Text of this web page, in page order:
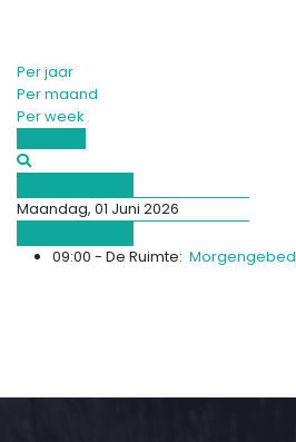
Per jaar
Per maand
Per week
Maandag, 01 Juni 2026
09:00 - De Ruimte: Morgengebed